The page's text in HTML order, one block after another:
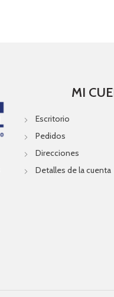
MI
Escritorio
Pedidos
Direcciones
Detalles de la cuenta